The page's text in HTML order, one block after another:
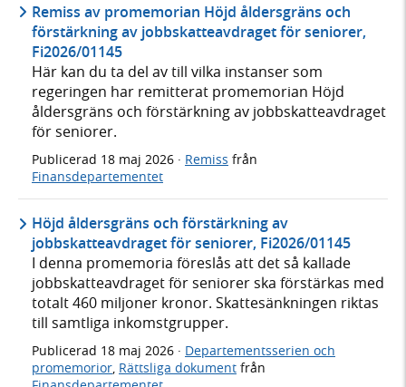
Remiss av promemorian Höjd åldersgräns och
förstärkning av jobbskatteavdraget för seniorer,
Fi2026/01145
Här kan du ta del av till vilka instanser som
regeringen har remitterat promemorian Höjd
åldersgräns och förstärkning av jobbskatteavdraget
för seniorer.
Publicerad 18 maj 2026 · Remiss från
Finansdepartementet
Höjd åldersgräns och förstärkning av
jobbskatteavdraget för seniorer, Fi2026/01145
I denna promemoria föreslås att det så kallade
jobbskatteavdraget för seniorer ska förstärkas med
totalt 460 miljoner kronor. Skattesänkningen riktas
till samtliga inkomstgrupper.
Publicerad 18 maj 2026 · Departementsserien och
promemorior, Rättsliga dokument från